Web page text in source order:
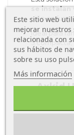
se instalan
niño en
Ideal para
3 compacta,
Axkid
rápido y
Este sitio web
mejorar
relacionada con
sus hábitos de
sobre su uso
Más información